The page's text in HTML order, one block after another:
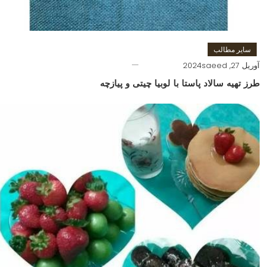
سایر مطالب
آوریل 27, 2024 saeed
طرز تهیه سالاد پاستا با لوبیا چیتی و پیازچه